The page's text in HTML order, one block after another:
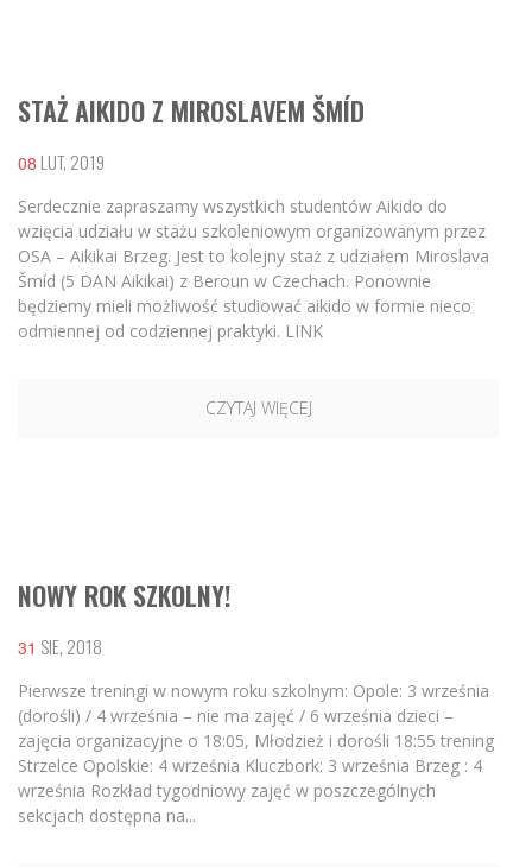
STAŻ AIKIDO Z MIROSLAVEM ŠMÍD
08 LUT, 2019
Serdecznie zapraszamy wszystkich studentów Aikido do
wzięcia udziału w stażu szkoleniowym organizowanym przez
OSA – Aikikai Brzeg. Jest to kolejny staż z udziałem Miroslava
Šmíd (5 DAN Aikikai) z Beroun w Czechach. Ponownie
będziemy mieli możliwość studiować aikido w formie nieco
odmiennej od codziennej praktyki. LINK
CZYTAJ WIĘCEJ
NOWY ROK SZKOLNY!
31 SIE, 2018
Pierwsze treningi w nowym roku szkolnym: Opole: 3 września
(dorośli) / 4 września – nie ma zajęć / 6 września dzieci –
zajęcia organizacyjne o 18:05, Młodzież i dorośli 18:55 trening
Strzelce Opolskie: 4 września Kluczbork: 3 września Brzeg : 4
września Rozkład tygodniowy zajęć w poszczególnych
sekcjach dostępna na...